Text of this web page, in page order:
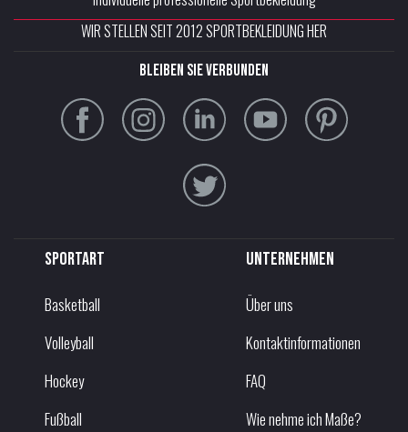
WIR STELLEN SEIT 2012 SPORTBEKLEIDUNG HER
Bleiben Sie verbunden
Sportart
Basketball
Volleyball
Hockey
Fußball
Unternehmen
Über uns
Kontaktinformationen
FAQ
Wie nehme ich Maße?